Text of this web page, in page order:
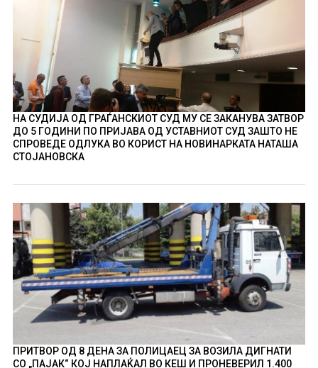
НА СУДИЈА ОД ГРАЃАНСКИОТ СУД МУ СЕ ЗАКАНУВА ЗАТВОР
ДО 5 ГОДИНИ ПО ПРИЈАВА ОД УСТАВНИОТ СУД ЗАШТО НЕ
СПРОВЕДЕ ОДЛУКА ВО КОРИСТ НА НОВИНАРКАТА НАТАША
СТОЈАНОВСКА
ПРИТВОР ОД 8 ДЕНА ЗА ПОЛИЦАЕЦ ЗА ВОЗИЛА ДИГНАТИ
СО „ПАЈАК“ КОЈ НАПЛАЌАЛ ВО КЕШ И ПРОНЕВЕРИЛ 1.400